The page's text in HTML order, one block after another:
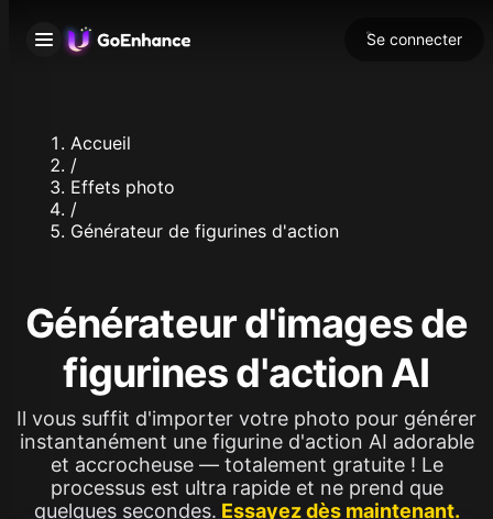
Se connecter
Accueil
/
Effets photo
/
Générateur de figurines d'action
Générateur d'images de
figurines d'action AI
Il vous suffit d'importer votre photo pour générer
instantanément une figurine d'action AI adorable
et accrocheuse — totalement gratuite ! Le
processus est ultra rapide et ne prend que
quelques secondes. Essayez dès maintenant.